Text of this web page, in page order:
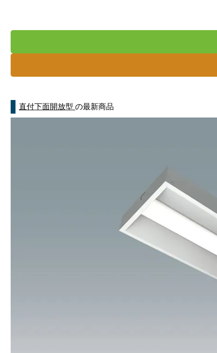
直付下面開放型の最新商品